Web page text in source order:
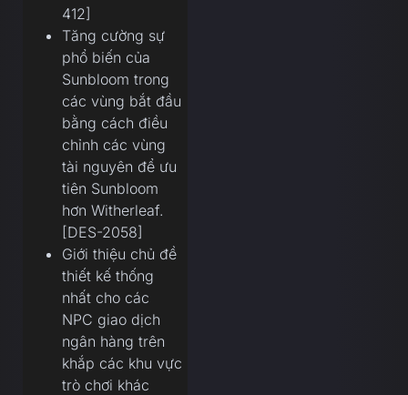
412]
Tăng cường sự
phổ biến của
Sunbloom trong
các vùng bắt đầu
bằng cách điều
chỉnh các vùng
tài nguyên để ưu
tiên Sunbloom
hơn Witherleaf.
[DES-2058]
Giới thiệu chủ đề
thiết kế thống
nhất cho các
NPC giao dịch
ngân hàng trên
khắp các khu vực
trò chơi khác